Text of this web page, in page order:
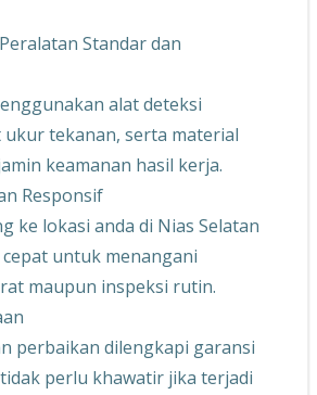
Standar dan
alat deteksi
ukur tekanan, serta material
keamanan hasil kerja.
Responsif
ke lokasi anda di Nias Selatan
untuk menangani
maupun inspeksi rutin.
perbaikan dilengkapi garansi
perlu khawatir jika terjadi